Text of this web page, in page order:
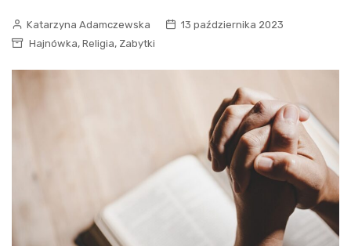
Katarzyna Adamczewska
13 października 2023
Hajnówka, Religia, Zabytki